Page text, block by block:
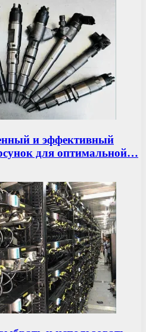
и эффективный
для оптимальной…